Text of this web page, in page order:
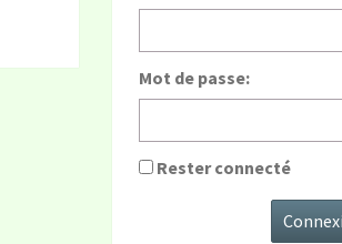
Mot de passe:
Rester connecté